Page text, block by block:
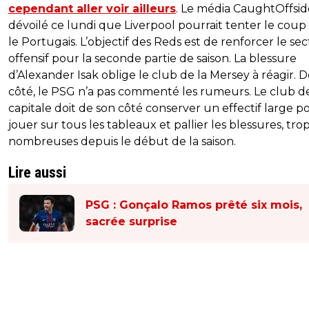
cependant aller voir ailleurs. Le média
dévoilé ce lundi que Liverpool pourrait tenter le coup
le Portugais. L’objectif des Reds est de renforcer le
offensif pour la seconde partie de saison. La blessure
d’Alexander Isak oblige le club de la Mersey à réagir.
côté, le PSG n’a pas commenté les rumeurs. Le club
capitale doit de son côté conserver un effectif large
jouer sur tous les tableaux et pallier les blessures,
nombreuses depuis le début de la saison.
Lire aussi
PSG : Gonçalo Ramos prêté six mois,
sacrée surprise